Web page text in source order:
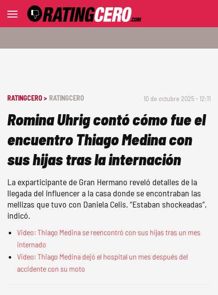
RATINGCERO > RATINGCERO 10 de octubre 2025 - 12:11
Romina Uhrig contó cómo fue el
encuentro Thiago Medina con
sus hijas tras la internación
La exparticipante de Gran Hermano reveló detalles de la
llegada del influencer a la casa donde se encontraban las
mellizas que tuvo con Daniela Celis. “Estaban shockeadas”,
indicó.
Video: Thiago Medina se reencontró con sus hijas tras un mes
internado
Video: Thiago Medina dejó el hospital un mes después del
accidente con su moto